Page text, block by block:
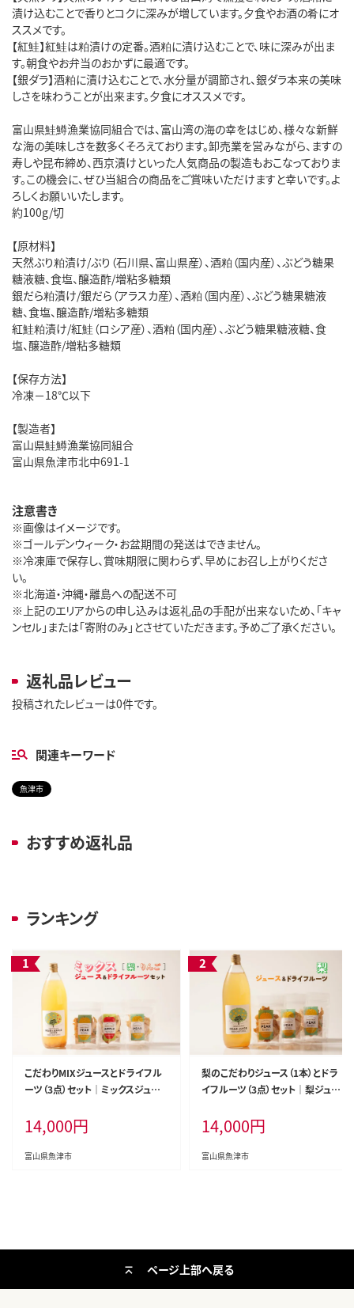
漬け込むことで香りとコクに深みが増しています。夕食やお酒の肴にオ
ススメです。
【紅鮭】紅鮭は粕漬けの定番。酒粕に漬け込むことで、味に深みが出ま
す。朝食やお弁当のおかずに最適です。
【銀ダラ】酒粕に漬け込むことで、水分量が調節され、銀ダラ本来の美味
しさを味わうことが出来ます。夕食にオススメです。
富山県鮭鱒漁業協同組合では、富山湾の海の幸をはじめ、様々な新鮮
な海の美味しさを数多くそろえております。卸売業を営みながら、ますの
寿しや昆布締め、西京漬けといった人気商品の製造もおこなっておりま
す。この機会に、ぜひ当組合の商品をご賞味いただけますと幸いです。よ
ろしくお願いいたします。
約100g/切
【原材料】
天然ぶり粕漬け/ぶり（石川県、富山県産）、酒粕（国内産）、ぶどう糖果
糖液糖、食塩、醸造酢/増粘多糖類
銀だら粕漬け/銀だら（アラスカ産）、酒粕（国内産）、ぶどう糖果糖液
糖、食塩、醸造酢/増粘多糖類
紅鮭粕漬け/紅鮭（ロシア産）、酒粕（国内産）、ぶどう糖果糖液糖、食
塩、醸造酢/増粘多糖類
【保存方法】
冷凍－18℃以下
【製造者】
富山県鮭鱒漁業協同組合
富山県魚津市北中691-1
注意書き
※画像はイメージです。
※ゴールデンウィーク・お盆期間の発送はできません。
※冷凍庫で保存し、賞味期限に関わらず、早めにお召し上がりくださ
い。
※北海道・沖縄・離島への配送不可
※上記のエリアからの申し込みは返礼品の手配が出来ないため、「キャ
ンセル」または「寄附のみ」とさせていただきます。予めご了承ください。
返礼品レビュー
投稿されたレビューは0件です。
関連キーワード
魚津市
おすすめ返礼品
ランキング
こだわりMIXジュースとドライフル
ーツ（3点）セット｜ミックスジュー
富山 ※北海道・沖縄・離島への配
送不可
14,000円
富山県魚津市
梨のこだわりジュース（1本）とドラ
イフルーツ（3点）セット｜梨ジュー
北海道・沖縄・離島への配送不可
14,000円
富山県魚津市
ページ上部へ戻る